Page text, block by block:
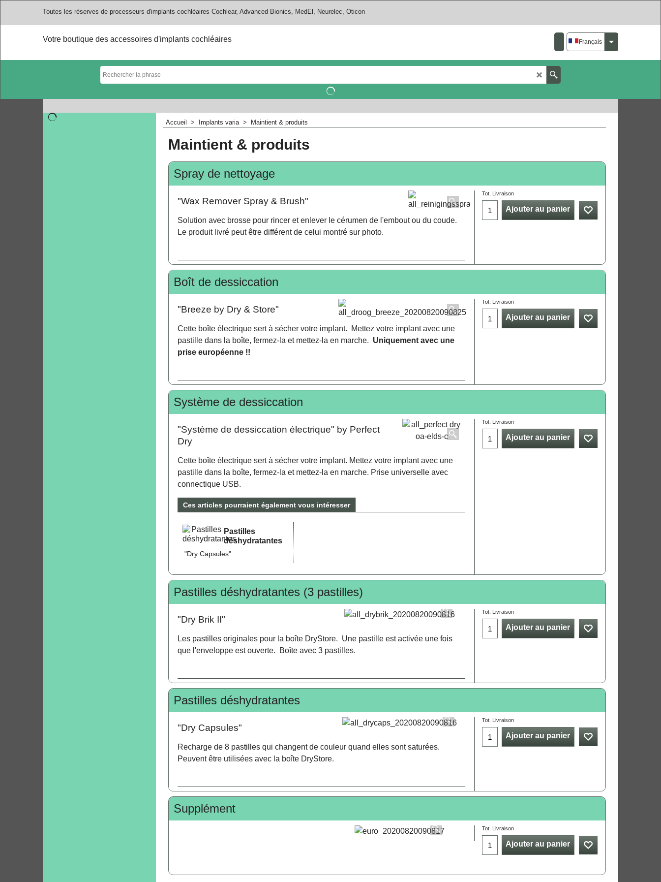
Toutes les réserves de processeurs d'implants cochléaires Cochlear, Advanced Bionics, MedEl, Neurelec, Oticon
Français
Votre boutique des accessoires d'implants cochléaires
Accueil > Implants varia> Maintient & produits
Maintient & produits
Spray de nettoyage
Tot. Livraison
Ajouter au panier
"Wax Remover Spray & Brush"
Solution avec brosse pour rincer et enlever le cérumen de l'embout ou du coude.
Le produit livré peut être différent de celui montré sur photo.
Boît de dessiccation
Tot. Livraison
Ajouter au panier
"Breeze by Dry & Store"
Cette boîte électrique sert à sécher votre implant. Mettez votre implant avec une
pastille dans la boîte, fermez-la et mettez-la en marche. Uniquement avec une
prise européenne !!
Système de dessiccation
Tot. Livraison
Ajouter au panier
"Système de dessiccation électrique" by Perfect
Dry
Cette boîte électrique sert à sécher votre implant. Mettez votre implant avec une
pastille dans la boîte, fermez-la et mettez-la en marche. Prise universelle avec
connectique USB.
Ces articles pourraient également vous intéresser
Pastilles
déshydratantes
"Dry Capsules"
Pastilles déshydratantes (3 pastilles)
Tot. Livraison
Ajouter au panier
"Dry Brik II"
Les pastilles originales pour la boîte DryStore. Une pastille est activée une fois
que l'enveloppe est ouverte. Boîte avec 3 pastilles.
Pastilles déshydratantes
Tot. Livraison
Ajouter au panier
"Dry Capsules"
Recharge de 8 pastilles qui changent de couleur quand elles sont saturées.
Peuvent être utilisées avec la boîte DryStore.
Supplément
Tot. Livraison
Ajouter au panier